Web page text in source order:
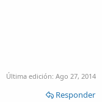
Última edición: Ago 27, 2014
Responder